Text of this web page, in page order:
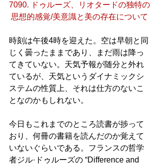
7090. ドゥルーズ、リオタードの独特の
思想的感覚/美意識と美の存在について
時刻は午後4時を迎えた。空は早朝と同
じく曇ったままであり、まだ雨は降っ
てきていない。天気予報が随分と外れ
ているが、天気というダイナミックシ
ステムの性質上、それは仕方のないこ
となのかもしれない。
今日もこれまでのところ読書が捗って
おり、何冊の書籍を読んだのか覚えて
いないぐらいである。フランスの哲学
者ジル·ドゥルーズの “Difference and